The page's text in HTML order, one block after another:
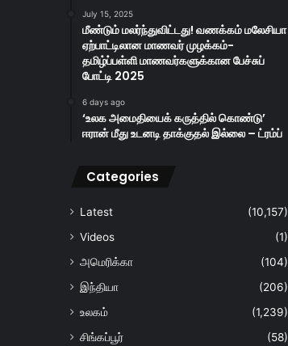
July 15, 2025
மீண்டும் மலர்ந்துவிட்டது! வணக்கம் மலேசியா
ஏற்பாட்டிலான மாணவர் முழக்கம்-
தமிழ்ப்பள்ளி மாணவர்களுக்கான பேச்சுப்
போட்டி 2025
6 days ago
‘உலக அமைதியைக் கருத்தில் கொண்டு’
ஈரான் மீது உடனடி தாக்குதல் இல்லை – ட்ரம்ப்
Categories
Latest
(10,157)
Videos
(1)
அமெரிக்கா
(104)
இந்தியா
(206)
உலகம்
(1,239)
சிங்கப்பூர்
(58)